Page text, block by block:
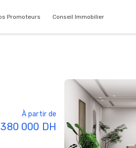
Promoteurs Conseil Immobilier
À partir de
380 000 DH